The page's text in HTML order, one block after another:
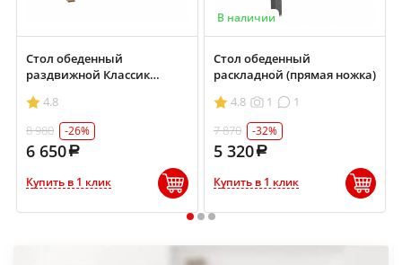
Стол обеденный
раздвижной Классик
4.8
8 980
-26%
6 650
Купить в 1 клик
В наличии
Стол обеденный
раскладной (прямая ножка)
4.8
1
1
7 870
-32%
5 320
Купить в 1 клик
1 2 3